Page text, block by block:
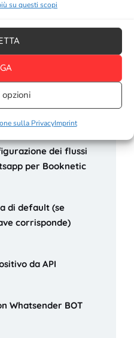
su questi scopi
opzioni
sulla PrivacyImprint
Whatsapp con il
usando Whatsender
nel proprio
dei flussi
per Booknetic
di default (se
corrisponde)
da API
Whatsender BOT